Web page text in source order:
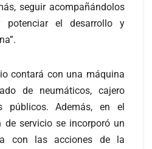
seguir acompañándolos
el desarrollo y
contará con una máquina
de neumáticos, cajero
públicos. Además, en el
servicio se incorporó un
con las acciones de la